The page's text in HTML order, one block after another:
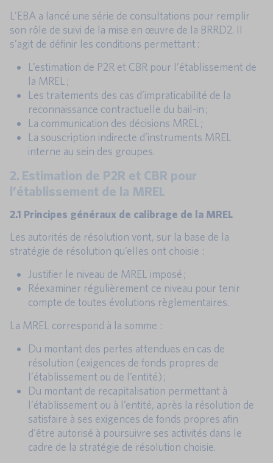
L’EBA a lancé une série de consultations pour remplir
son rôle de suivi de la mise en œuvre de la BRRD2. Il
s’agit de définir les conditions permettant :
L’estimation de P2R et CBR pour l’établissement de
la MREL ;
Les traitements des cas d’impraticabilité de la
reconnaissance contractuelle du bail-in ;
La communication des décisions MREL ;
La souscription indirecte d’instruments MREL
interne au sein des groupes.
2. Estimation de P2R et CBR pour
l’établissement de la MREL
2.1 Principes généraux de calibrage de la MREL
Les autorités de résolution vont, sur la base de la
stratégie de résolution qu’elles ont choisie :
Justifier le niveau de MREL imposé ;
Réexaminer régulièrement ce niveau pour tenir
compte de toutes évolutions règlementaires.
La MREL correspond à la somme :
Du montant des pertes attendues en cas de
résolution (exigences de fonds propres de
l’établissement ou de l’entité) ;
Du montant de recapitalisation permettant à
l’établissement ou à l’entité, après la résolution de
satisfaire à ses exigences de fonds propres afin
d’être autorisé à poursuivre ses activités dans le
cadre de la stratégie de résolution choisie.